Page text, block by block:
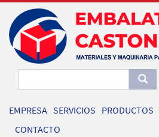
EMPRESA SERVICIOS PRODUCTOS
CONTACTO